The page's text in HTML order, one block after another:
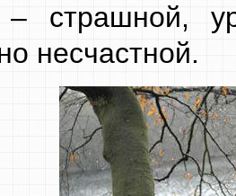
– страшной,
несчастной.